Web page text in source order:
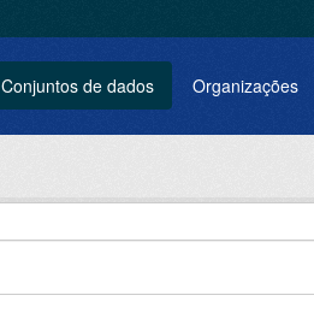
Conjuntos de dados Organizações